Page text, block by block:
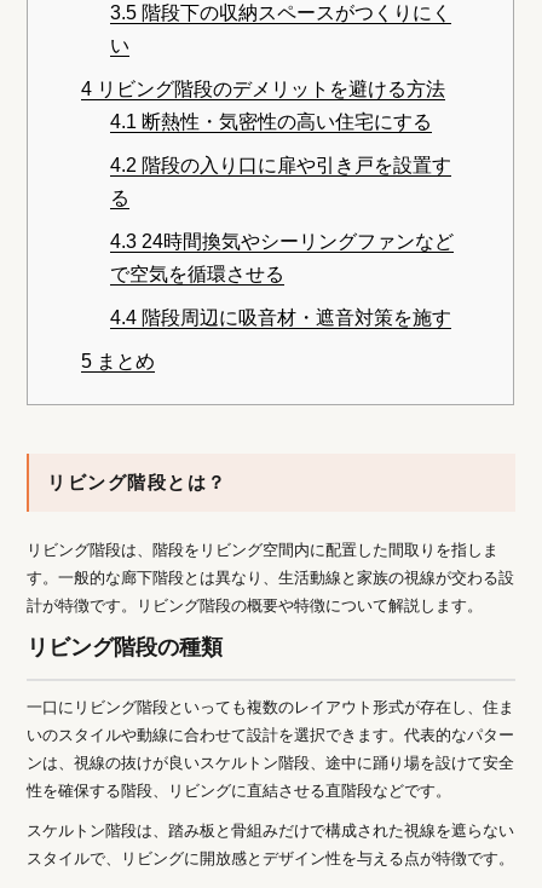
3.5階段下の収納スペースがつくりにく
い
4 リビング階段のデメリットを避ける方法
4.1 断熱性・気密性の高い住宅にする
4.2 階段の入り口に扉や引き戸を設置す
る
4.324時間換気やシーリングファンなど
で空気を循環させる
4.4階段周辺に吸音材・遮音対策を施す
5 まとめ
リビング階段とは？
リビング階段は、階段をリビング空間内に配置した間取りを指しま
す。一般的な廊下階段とは異なり、生活動線と家族の視線が交わる設
計が特徴です。リビング階段の概要や特徴について解説します。
リビング階段の種類
一口にリビング階段といっても複数のレイアウト形式が存在し、住ま
いのスタイルや動線に合わせて設計を選択できます。代表的なパター
ンは、視線の抜けが良いスケルトン階段、途中に踊り場を設けて安全
性を確保する階段、リビングに直結させる直階段などです。
スケルトン階段は、踏み板と骨組みだけで構成された視線を遮らない
スタイルで、リビングに開放感とデザイン性を与える点が特徴です。